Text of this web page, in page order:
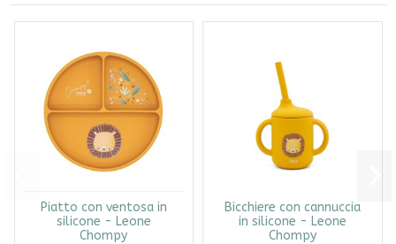
Piatto con ventosa in
silicone - Leone
Chompy
Bicchiere con cannuccia
in silicone - Leone
Chompy